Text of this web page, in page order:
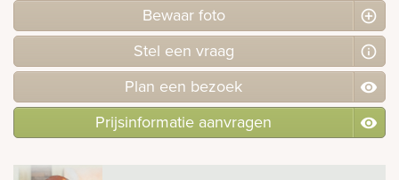
Bewaar foto
Stel een vraag
Plan een bezoek
Prijsinformatie aanvragen